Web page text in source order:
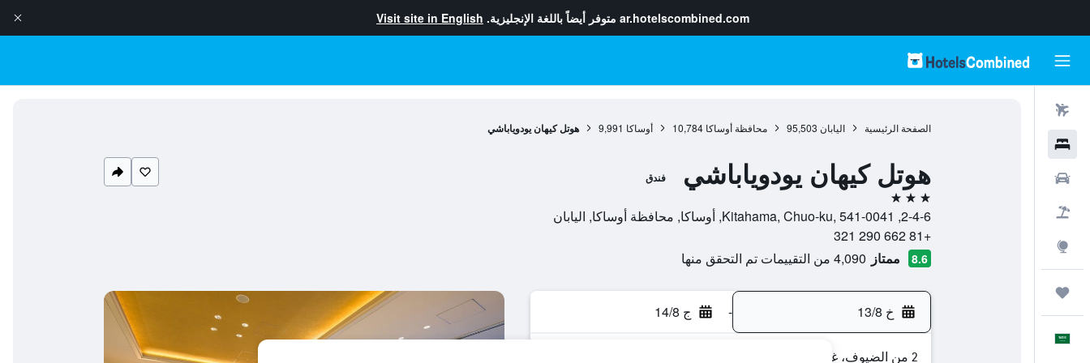
ar.hotelscombined.com متوفر أيضاً باللغة الإنجليزية. Visit site in English
الصفحة الرئيسية اليابان 95,503 محافظة أوساكا 10,784 أوساكا 9,991 هوتل كيهان يودوياباشي
هوتل كيهان يودوياباشي فندق
3 نجوم
2-4-6, Kitahama, Chuo-ku, 541-0041, أوساكا, محافظة أوساكا, اليابان
+81 662 290 321
8.6 ممتاز 4,090 من التقييمات تم التحقق منها
خ 13/8 - ج 14/8
2 من الضيوف، غرفة واحدة